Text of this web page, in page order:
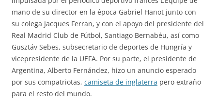
mano de su director en la época Gabriel Hanot junto con
su colega Jacques Ferran, y con el apoyo del presidente del
Real Madrid Club de Fútbol, Santiago Bernabéu, así como
Gusztáv Sebes, subsecretario de deportes de Hungría y
vicepresidente de la UEFA. Por su parte, el presidente de
Argentina, Alberto Fernández, hizo un anuncio esperado
por sus compatriotas, camiseta de inglaterra pero extraño
para el resto del mundo.